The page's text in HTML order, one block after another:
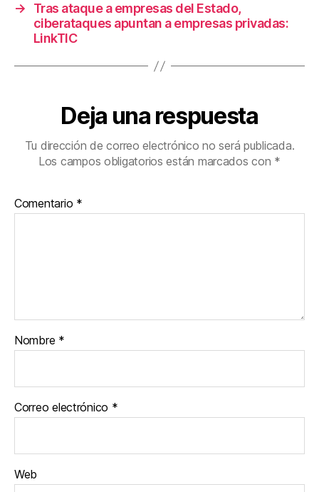
→
Tras ataque a empresas del Estado,
ciberataques apuntan a empresas privadas:
LinkTIC
Deja una respuesta
Tu dirección de correo electrónico no será publicada.
Los campos obligatorios están marcados con *
Comentario *
Nombre *
Correo electrónico *
Web